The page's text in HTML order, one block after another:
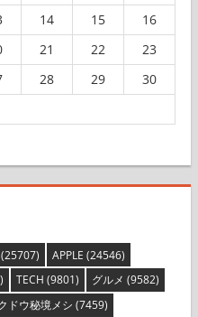
14 15
16
21 22
23
28 29
30
(25707) APPLE (24546)
TECH (9801) グルメ (9582)
ドウ秘境メシ (7459)